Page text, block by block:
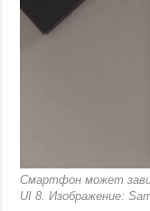
Смартфон может
UI 8. Изображение: